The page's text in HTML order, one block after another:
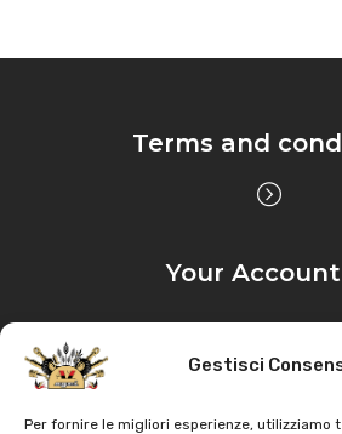
Gestisci
Per fornire le migliori esperienze, utilizziamo
Terms and
Your Account
Privacy &